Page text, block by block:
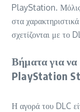
PlayStation. Μόλις
στα
σχετίζονται με το
Βήματα για να
PlayStation
Η αγορά του DLC